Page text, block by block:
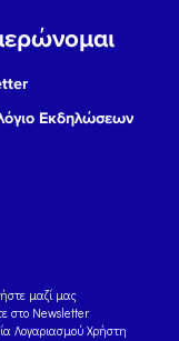
Εκδηλώσεων
μαζί μας
στο Newsletter
Λογαριασμού Χρήστη